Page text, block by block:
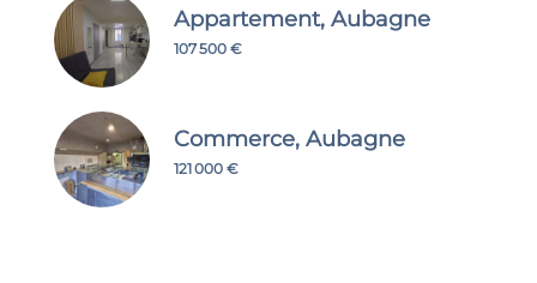
Appartement, Aubagne
107 500 €
Commerce, Aubagne
121 000 €